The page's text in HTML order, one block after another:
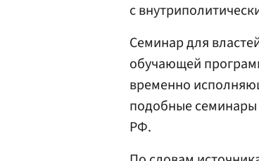
с
Семинар для
обучающей
временно
подобные семинары
РФ.